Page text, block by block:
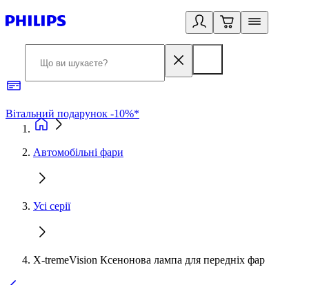
Вітальний подарунок -10%*
Автомобільні фари
Усі серії
X-tremeVision Ксенонова лампа для передніх фар